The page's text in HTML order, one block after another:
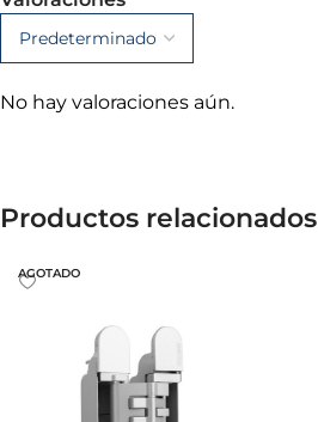
No hay valoraciones aún.
Productos relacionados
AGOTADO